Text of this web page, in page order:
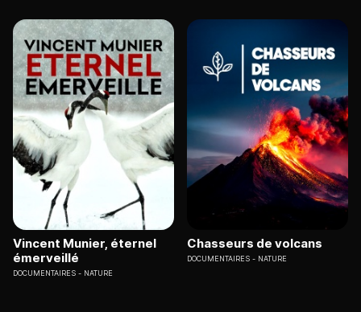
Vincent Munier, éternel
émerveillé
DOCUMENTAIRES NATURE
Chasseurs de volcans
DOCUMENTAIRES NATURE